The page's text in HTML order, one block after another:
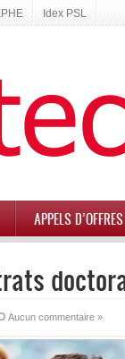
Idex PSL
APPELS D’OFFRES
Aucun commentaire »